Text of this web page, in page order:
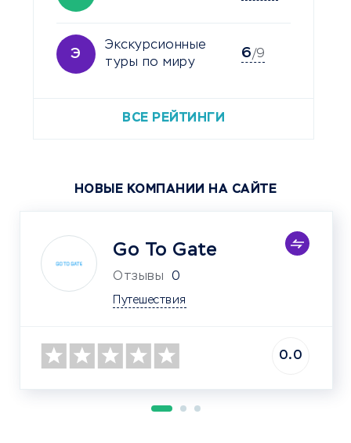
Э
Экскурсионные
туры по миру
6/9
ВСЕ РЕЙТИНГИ
НОВЫЕ КОМПАНИИ НА САЙТЕ
Go To Gate
Отзывы 0
Путешествия
0.0